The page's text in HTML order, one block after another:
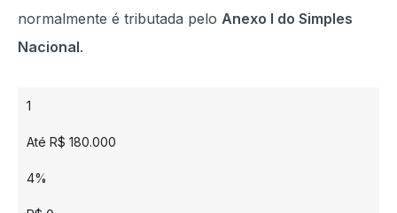
normalmente é tributada pelo Anexo I do Simples
Nacional.
1
Até R$ 180.000
4%